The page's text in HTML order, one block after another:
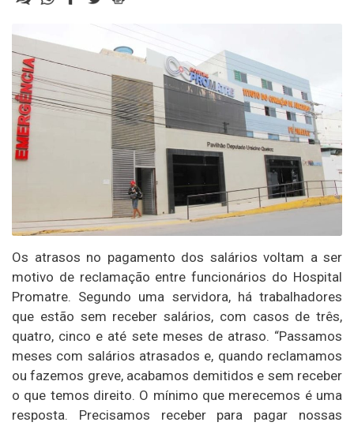
Os atrasos no pagamento dos salários voltam a ser
motivo de reclamação entre funcionários do Hospital
Promatre. Segundo uma servidora, há trabalhadores
que estão sem receber salários, com casos de três,
quatro, cinco e até sete meses de atraso. “Passamos
meses com salários atrasados e, quando reclamamos
ou fazemos greve, acabamos demitidos e sem receber
o que temos direito. O mínimo que merecemos é uma
resposta. Precisamos receber para pagar nossas